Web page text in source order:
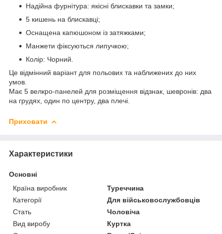
Надійна фурнітура: якісні блискавки та замки;
5 кишень на блискавці;
Оснащена капюшоном із затяжками;
Манжети фіксуються липучкою;
Колір: Чорний.
Це відмінний варіант для польових та наближених до них
умов.
Має 5 велкро-панелей для розміщення відзнак, шевронів: два
на грудях, один по центру, два плечі.
Приховати
Характеристики
Основні
Країна виробник
Туреччина
Категорії
Для військовослужбовців
Стать
Чоловіча
Вид виробу
Куртка